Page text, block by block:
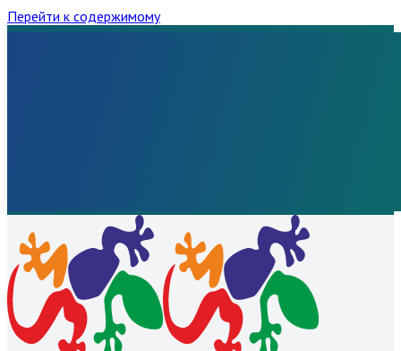
Перейти к содержимому